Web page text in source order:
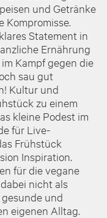
und Getränke
Kompromisse.
Statement in
Ernährung
Kampf gegen die
sau gut
Kultur und
zu einem
kleine Podest im
für Live-
Frühstück
Inspiration.
für die vegane
nicht als
und
eigenen Alltag.